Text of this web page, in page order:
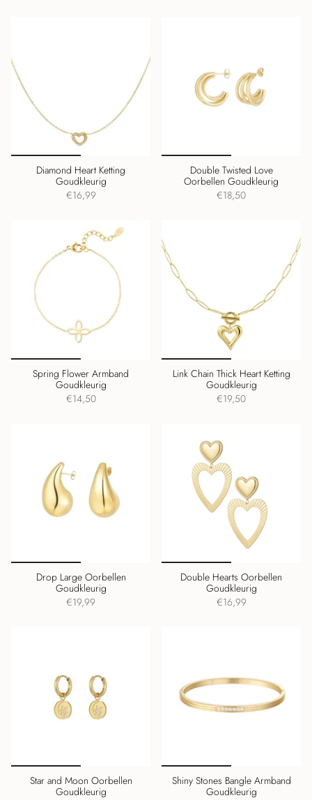
Diamond Heart Ketting
Goudkleurig
€16,99
Double Twisted Love
Oorbellen Goudkleurig
€18,50
Spring Flower Armband
Goudkleurig
€14,50
Link Chain Thick Heart Ketting
Goudkleurig
€19,50
Drop Large Oorbellen
Goudkleurig
€19,99
Double Hearts Oorbellen
Goudkleurig
€16,99
Star and Moon Oorbellen
Goudkleurig
Shiny Stones Bangle Armband
Goudkleurig